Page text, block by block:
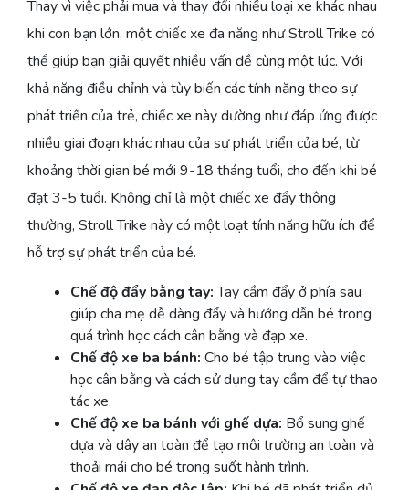
Thay vì việc phải mua và thay đổi nhiều loại xe khác nhau
khi con bạn lớn, một chiếc xe đa năng như Stroll Trike có
thể giúp bạn giải quyết nhiều vấn đề cùng một lúc. Với
khả năng điều chỉnh và tùy biến các tính năng theo sự
phát triển của trẻ, chiếc xe này dường như đáp ứng được
nhiều giai đoạn khác nhau của sự phát triển của bé, từ
khoảng thời gian bé mới 9-18 tháng tuổi, cho đến khi bé
đạt 3-5 tuổi. Không chỉ là một chiếc xe đẩy thông
thường, Stroll Trike này có một loạt tính năng hữu ích để
hỗ trợ sự phát triển của bé.
Chế độ đẩy bằng tay:Tay cầm đẩy ở phía sau
giúp cha mẹ dễ dàng đẩy và hướng dẫn bé trong
quá trình học cách cân bằng và đạp xe.
Chế độ xe ba bánh: Cho bé tập trung vào việc
học cân bằng và cách sử dụng tay cầm để tự thao
tác xe.
Chế độ xe ba bánh với ghế dựa: Bổ sung ghế
dựa và dây an toàn để tạo môi trường an toàn và
thoải mái cho bé trong suốt hành trình.